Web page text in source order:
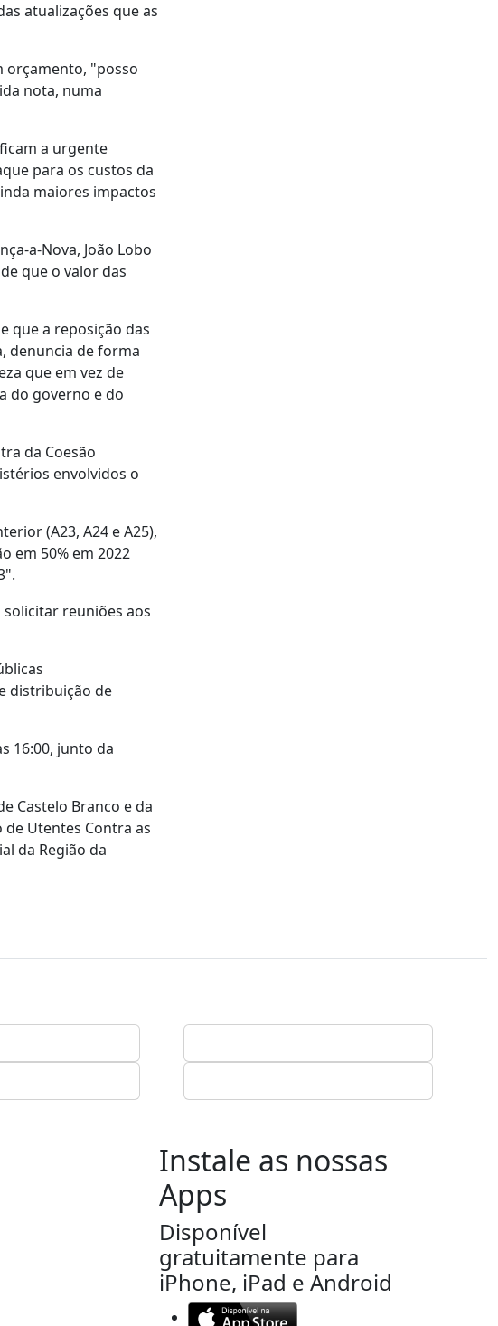
atualizações que as
orçamento, "posso
nota, numa
a urgente
para os custos da
maiores impactos
a-Nova, João Lobo
que o valor das
que a reposição das
denuncia de forma
que em vez de
do governo e do
da Coesão
envolvidos o
(A23, A24 e A25),
em 50% em 2022
solicitar reuniões aos
distribuição de
16:00, junto da
Castelo Branco e da
de Utentes Contra as
da Região da
Instale as nossas
Apps
Disponível
gratuitamente para
iPhone, iPad e Android